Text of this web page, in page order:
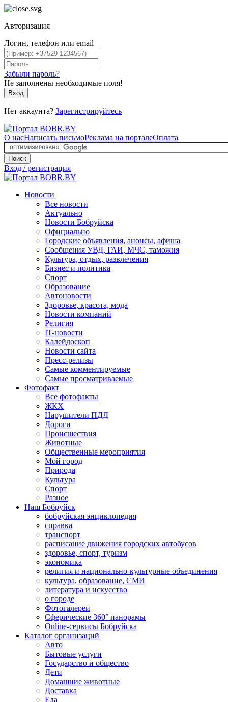
Авторизация
Логин, телефон или email
Забыли пароль?
Не заполнены необходимые поля!
Вход
Нет аккаунта? Зарегистрируйтесь
О насНаписать письмоРеклама на порталеОплата
Поиск
Вход / регистрация
Новости
Все новости
Актуально
Новости Бобруйска
Официально
Городские объявления, анонсы, афиша
Сообщения УВД, ГАИ, МЧС, таможня
Культура, отдых, развлечения
Бизнес и политика
Спорт
Образование
Автоновости
Здоровье, красота, мода
Новости компаний
Религия
IT-новости
Калейдоскоп
Новости сайта
Пресс-релизы
Самые комментируемые
Самые просматриваемые
Фотофакт
Все фотофакты
ЖКХ
Нарушители ПДД
Дороги
Происшествия
Животные
Общественные мероприятия
Мой город
Природа
Культура
Спорт
Разное
Наш Бобруйск
бобруйская энциклопедия
справка
транспорт
расписание движения городских автобусов
здоровье, спорт, туризм
экономика
религия и национально-культурные объединения
культура, образование, СМИ
литература и искусство
о городе
Фотогалереи
Сферические 360° панорамы
Online-сервисы Бобруйска
Каталог организаций
Авто
Бытовые услуги
Государство и общество
Дети
Домашние животные
Доставка
Еда